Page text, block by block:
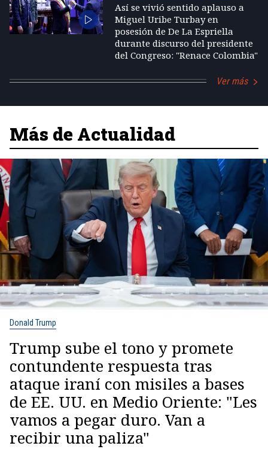
Así se vivió sentido aplauso a
Miguel Uribe Turbay en
posesión de De La Espriella
durante discurso del presidente
del Congreso: "Renace Colombia"
Ver más
Más de Actualidad
Donald Trump
Trump sube el tono y promete
contundente respuesta tras
ataque iraní con misiles a bases
de EE. UU. en Medio Oriente: "Les
vamos a pegar duro. Van a
recibir una paliza"